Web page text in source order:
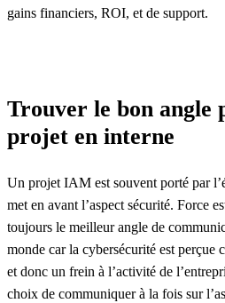
gains financiers, ROI, et de support.
Trouver le bon angle
projet en interne
Un projet IAM est souvent porté par
met en avant l’aspect sécurité. Force
toujours le meilleur angle de
monde car la cybersécurité est perçue
et donc un frein à l’activité de
choix de communiquer à la fois sur